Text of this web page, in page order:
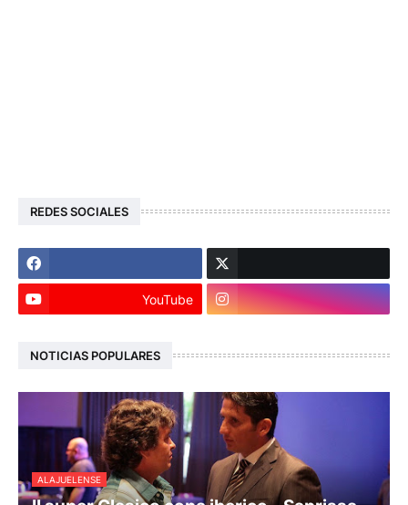
REDES SOCIALES
YouTube
NOTICIAS POPULARES
ALAJUELENSE